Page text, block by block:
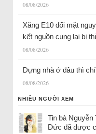
08/08/2026
Xăng E10 đối mặt
kết nguồn cung lại bị
08/08/2026
Dựng nhà ở đâu thì
08/08/2026
NHIỀU NGƯỜI XEM
Tin bà Nguyễn
Đức đã được